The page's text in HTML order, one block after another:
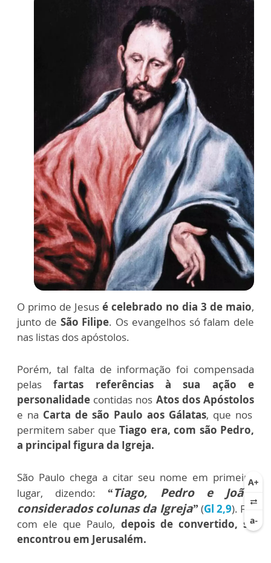
O primo de Jesus é celebrado no dia 3 de maio,
junto de São Filipe. Os evangelhos só falam dele
nas listas dos apóstolos.
Porém, tal falta de informação foi compensada
pelas fartas referências à sua ação e
personalidade contidas nos Atos dos Apóstolos
e na Carta de são Paulo aos Gálatas, que nos
permitem saber queTiago era, com são Pedro,
a principal figura da Igreja.
São Paulo chega a citar seu nome em primeiro
lugar, dizendo: “Tiago, Pedro e João,
considerados colunas da Igreja”(Gl 2,9). Foi
com ele que Paulo, depois de convertido, se
encontrou em Jerusalém.